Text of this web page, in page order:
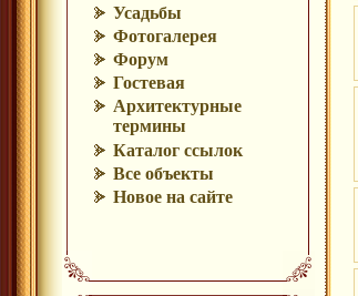
Усадьбы
Фотогалерея
Форум
Гостевая
Архитектурные
термины
Каталог ссылок
Все объекты
Новое на сайте